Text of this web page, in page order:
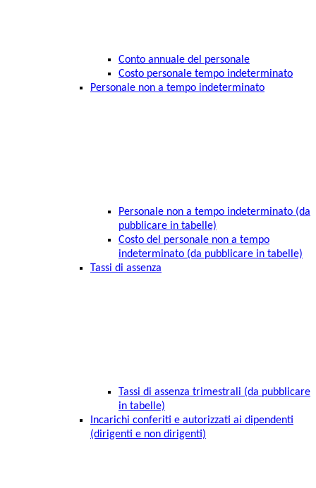
Conto annuale del personale
Costo personale tempo indeterminato
Personale non a tempo indeterminato
Personale non a tempo indeterminato (da
pubblicare in tabelle)
Costo del personale non a tempo
indeterminato (da pubblicare in tabelle)
Tassi di assenza
Tassi di assenza trimestrali (da pubblicare
in tabelle)
Incarichi conferiti e autorizzati ai dipendenti
(dirigenti e non dirigenti)